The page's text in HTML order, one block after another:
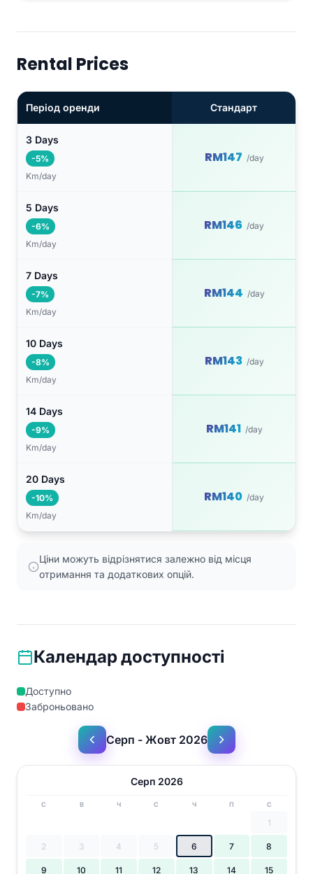
Rental Prices
Період оренди Стандарт
3 Days
-5%
Km/day
RM147 /day
5 Days
-6%
Km/day
RM146 /day
7 Days
-7%
Km/day
RM144 /day
10 Days
-8%
Km/day
RM143 /day
14 Days
-9%
Km/day
RM141 /day
20 Days
-10%
Km/day
RM140 /day
Ціни можуть відрізнятися залежно від місця
отримання та додаткових опцій.
Календар доступності
Доступно
Заброньовано
Серп - Жовт 2026
Серп 2026
С В Ч С Ч П С
1
2 3 4 5 6 7 8
9 10 11 12 13 14 15